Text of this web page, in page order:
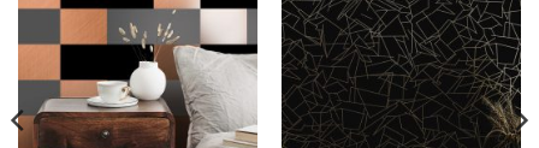
Ajouter
à la liste
de
souhaits
Ajouter
à la liste
de
souhaits